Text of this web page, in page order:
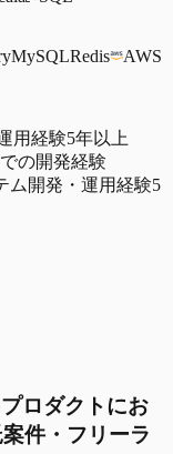
MySQLRedis
AWS
用経験5年以上
の開発経験
ム開発・運用経験5
プロダクトにお
件・フリーラ